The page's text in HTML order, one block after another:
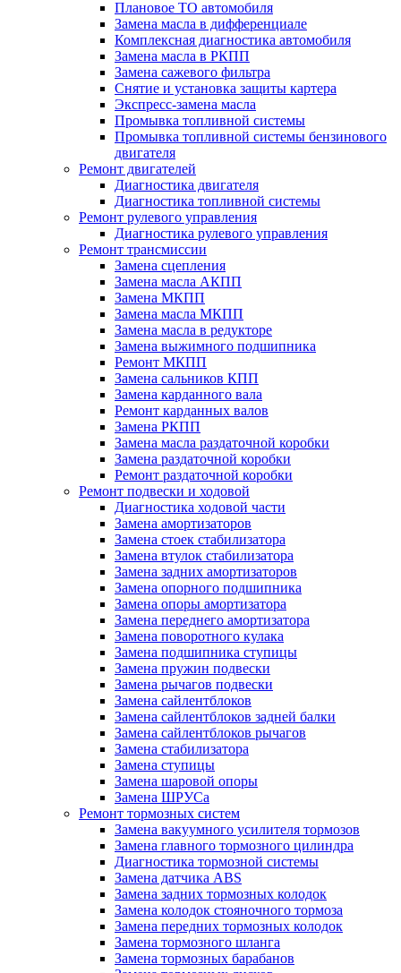
Плановое ТО автомобиля
Замена масла в дифференциале
Комплексная диагностика автомобиля
Замена масла в РКПП
Замена сажевого фильтра
Снятие и установка защиты картера
Экспресс-замена масла
Промывка топливной системы
Промывка топливной системы бензинового
двигателя
Ремонт двигателей
Диагностика двигателя
Диагностика топливной системы
Ремонт рулевого управления
Диагностика рулевого управления
Ремонт трансмиссии
Замена сцепления
Замена масла АКПП
Замена МКПП
Замена масла МКПП
Замена масла в редукторе
Замена выжимного подшипника
Ремонт МКПП
Замена сальников КПП
Замена карданного вала
Ремонт карданных валов
Замена РКПП
Замена масла раздаточной коробки
Замена раздаточной коробки
Ремонт раздаточной коробки
Ремонт подвески и ходовой
Диагностика ходовой части
Замена амортизаторов
Замена стоек стабилизатора
Замена втулок стабилизатора
Замена задних амортизаторов
Замена опорного подшипника
Замена опоры амортизатора
Замена переднего амортизатора
Замена поворотного кулака
Замена подшипника ступицы
Замена пружин подвески
Замена рычагов подвески
Замена сайлентблоков
Замена сайлентблоков задней балки
Замена сайлентблоков рычагов
Замена стабилизатора
Замена ступицы
Замена шаровой опоры
Замена ШРУСа
Ремонт тормозных систем
Замена вакуумного усилителя тормозов
Замена главного тормозного цилиндра
Диагностика тормозной системы
Замена датчика ABS
Замена задних тормозных колодок
Замена колодок стояночного тормоза
Замена передних тормозных колодок
Замена тормозного шланга
Замена тормозных барабанов